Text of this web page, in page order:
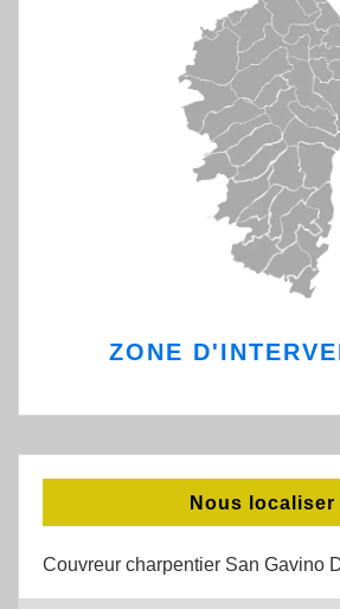
ZONE
Nous localiser
Couvreur charpentier San Gavino